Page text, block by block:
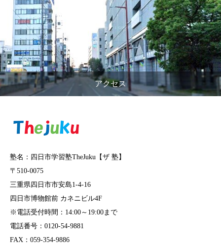
アクセス
塾名：四日市学習塾TheJuku【ザ 塾】
〒510-0075
三重県四日市市安島1-4-16
四日市博物館前 カネニビル4F
※電話受付時間：14:00～19:00まで
電話番号：0120-54-9881
FAX：059-354-9886